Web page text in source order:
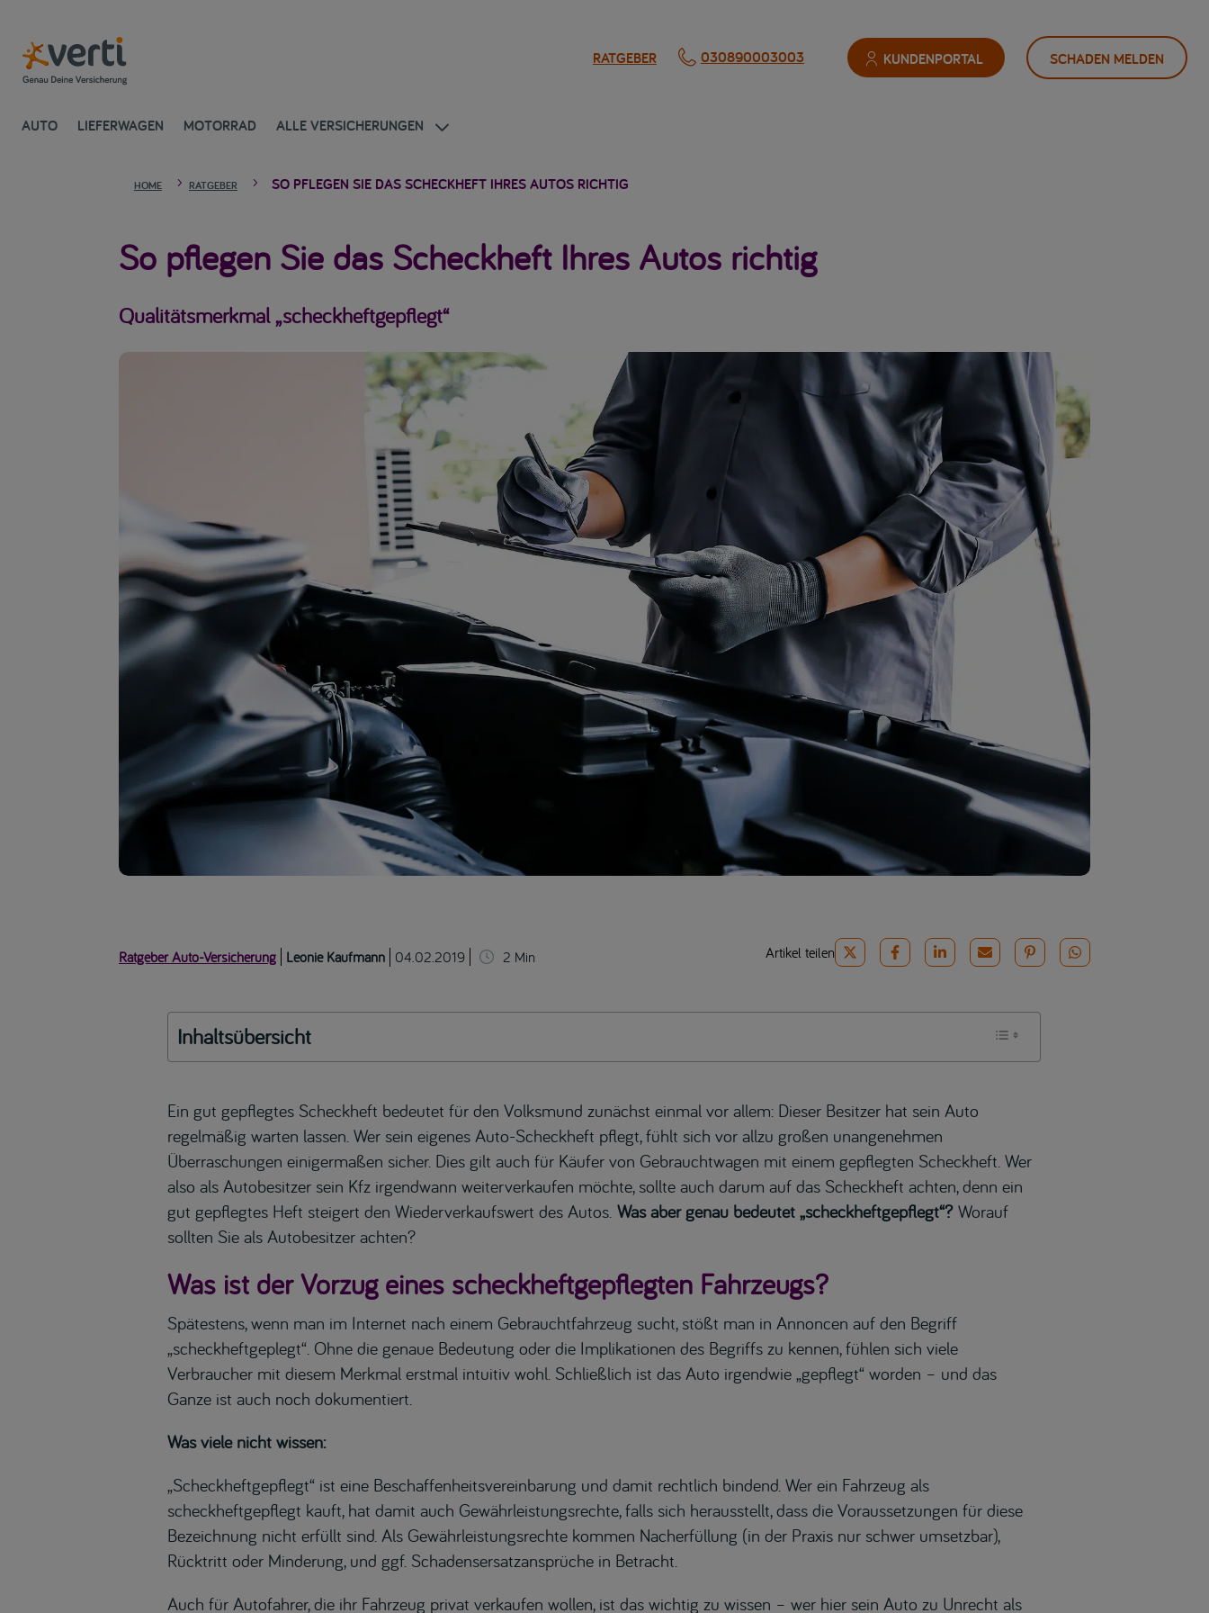
RATGEBER 030890003003 KUNDENPORTAL SCHADEN MELDEN
AUTO LIEFERWAGEN MOTORRAD ALLE VERSICHERUNGEN
HOME 5 RATGEBER 5 SO PFLEGEN SIE DAS SCHECKHEFT IHRES AUTOS RICHTIG
So pflegen Sie das Scheckheft Ihres Autos richtig
Qualitätsmerkmal „scheckheftgepflegt“
Ratgeber Auto-Versicherung Leonie Kaufmann 04.02.2019 2 Min Artikel teilen
Inhaltsübersicht
Ein gut gepflegtes Scheckheft bedeutet für den Volksmund zunächst einmal vor allem: Dieser Besitzer hat sein Auto
regelmäßig warten lassen. Wer sein eigenes Auto-Scheckheft pflegt, fühlt sich vor allzu großen unangenehmen
Überraschungen einigermaßen sicher. Dies gilt auch für Käufer von Gebrauchtwagen mit einem gepflegten Scheckheft. Wer
also als Autobesitzer sein Kfz irgendwann weiterverkaufen möchte, sollte auch darum auf das Scheckheft achten, denn ein
gut gepflegtes Heft steigert den Wiederverkaufswert des Autos.Was aber genau bedeutet „scheckheftgepflegt“?Worauf
sollten Sie als Autobesitzer achten?
Was ist der Vorzug eines scheckheftgepflegten Fahrzeugs?
Spätestens, wenn man im Internet nach einem Gebrauchtfahrzeug sucht, stößt man in Annoncen auf den Begriff
„scheckheftgeplegt“. Ohne die genaue Bedeutung oder die Implikationen des Begriffs zu kennen, fühlen sich viele
Verbraucher mit diesem Merkmal erstmal intuitiv wohl. Schließlich ist das Auto irgendwie „gepflegt“ worden – und das
Ganze ist auch noch dokumentiert.
Was viele nicht wissen:
„Scheckheftgepflegt“ ist eine Beschaffenheitsvereinbarung und damit rechtlich bindend. Wer ein Fahrzeug als
scheckheftgepflegt kauft, hat damit auch Gewährleistungsrechte, falls sich herausstellt, dass die Voraussetzungen für diese
Bezeichnung nicht erfüllt sind. Als Gewährleistungsrechte kommen Nacherfüllung (in der Praxis nur schwer umsetzbar),
Rücktritt oder Minderung, und ggf. Schadensersatzansprüche in Betracht.
Auch für Autofahrer, die ihr Fahrzeug privat verkaufen wollen, ist das wichtig zu wissen – wer hier sein Auto zu Unrecht als